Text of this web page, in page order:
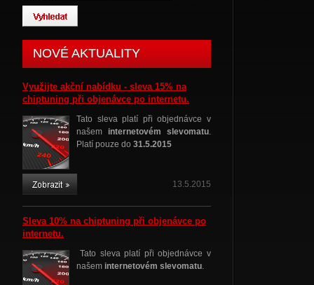
NOVÉ AKTUALITY
Využijte akční nabídku - sleva 15% na
chiptuning při objenávce po internetu.
Tato sleva platí při objednávce v
našem internetovém slevomatu.
Platí pouze do 31.5.2015
13.5.2015
Sleva 10% na chiptuning při objenávce po
internetu.
Tato sleva platí při objednávce v
našem internetovém slevomatu.